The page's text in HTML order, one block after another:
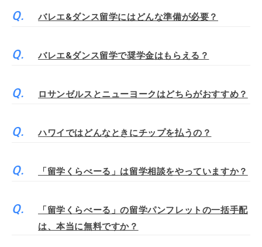
バレエ&ダンス留学にはどんな準備が必要？
バレエ&ダンス留学で奨学金はもらえる？
ロサンゼルスとニューヨークはどちらがおすすめ？
ハワイではどんなときにチップを払うの？
「留学くらべーる」は留学相談をやっていますか？
「留学くらべーる」の留学パンフレットの一括手配
は、本当に無料ですか？